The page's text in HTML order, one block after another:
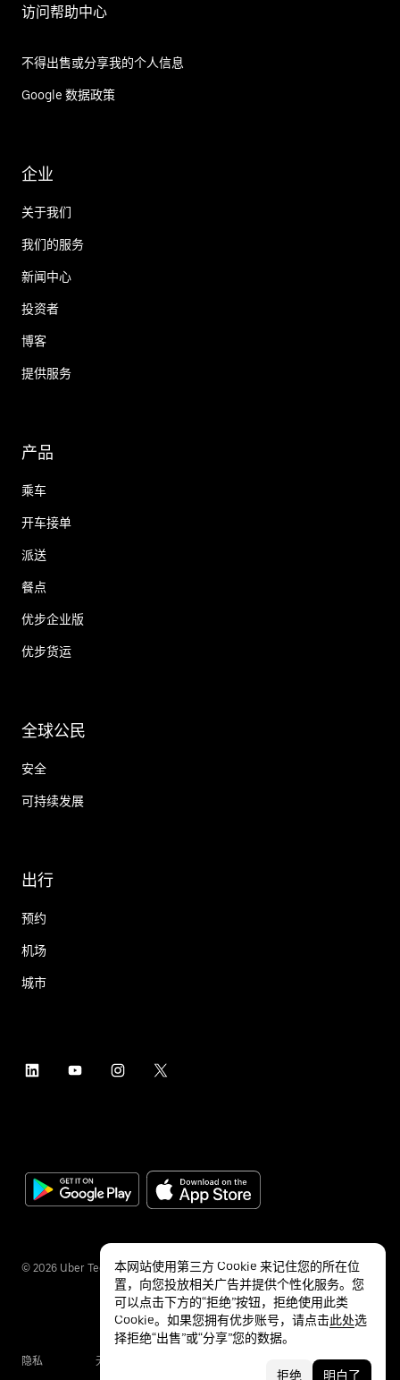
访问帮助中心
不得出售或分享我的个人信息
Google 数据政策
企业
关于我们
我们的服务
新闻中心
投资者
博客
提供服务
产品
乘车
开车接单
派送
餐点
优步企业版
优步货运
全球公民
安全
可持续发展
出行
预约
机场
城市
© 2026 Uber Technologies Inc.
隐私 无障碍服务
本网站使用第三方 Cookie 来记住您的所在位
置，向您投放相关广告并提供个性化服务。您
可以点击下方的“拒绝”按钮，拒绝使用此类
Cookie。如果您拥有优步账号，请点击此处选
择拒绝“出售”或“分享”您的数据。
拒绝 明白了